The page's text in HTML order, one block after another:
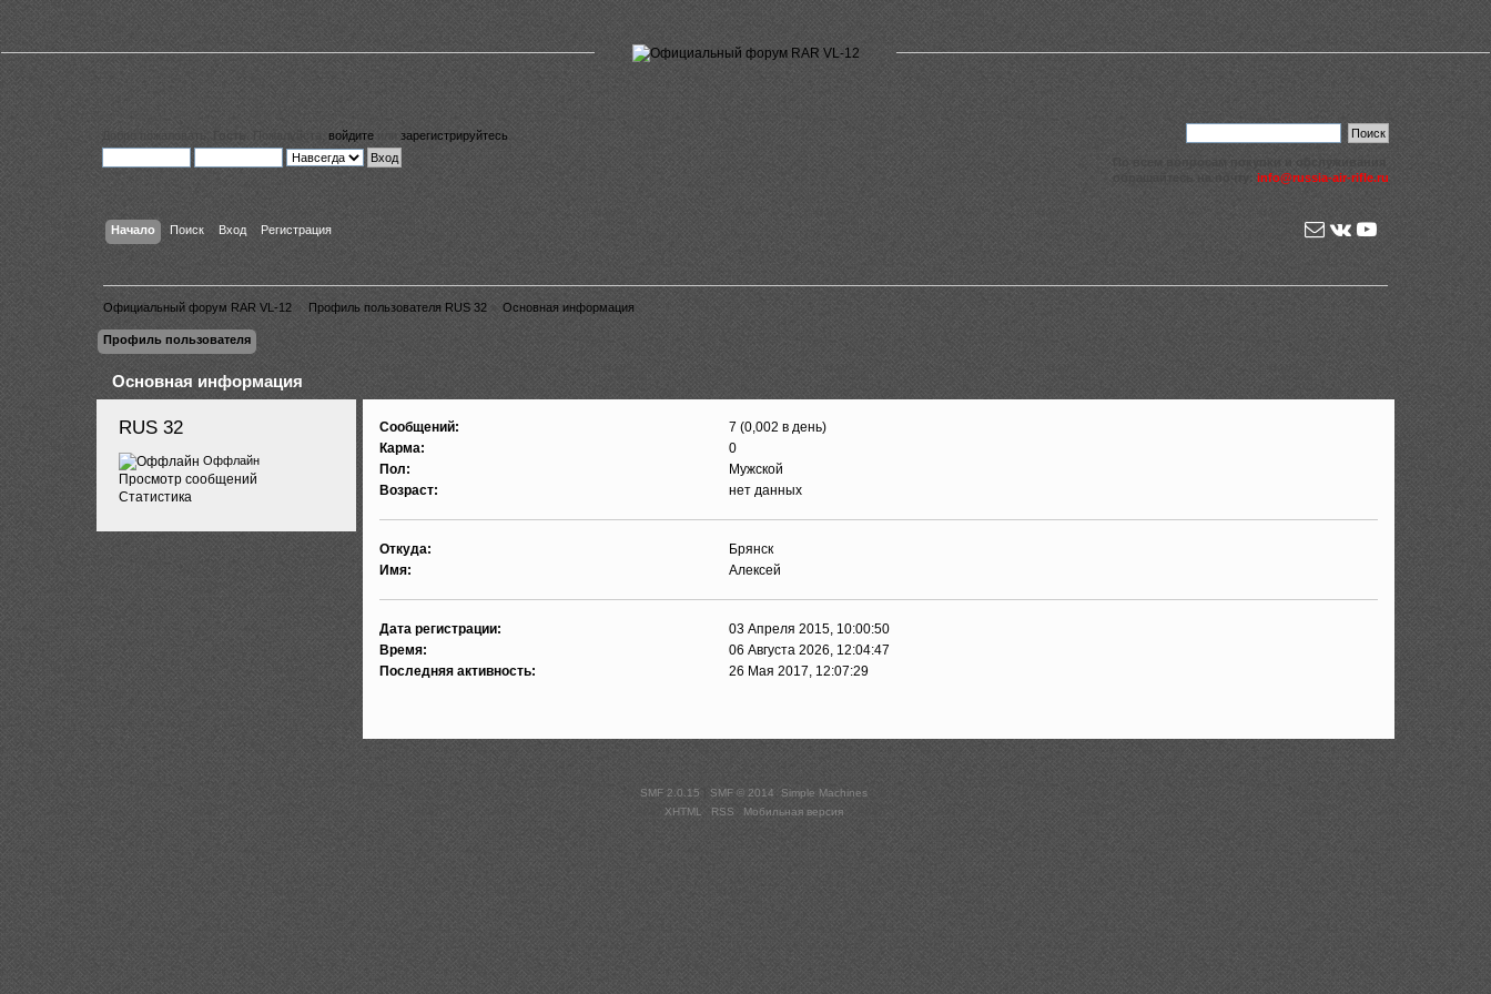
Добро пожаловать, . Пожалуйста,войдите илизарегистрируйтесь
По всем вопросам покупки и обслуживания
обращайтесь на почту:info@russia-air-rifle.ru
Начало Поиск Вход Регистрация
Официальный форум RAR VL-12 » Профиль пользователя RUS 32» Основная информация
Профиль пользователя
Основная информация
RUS 32
Оффлайн
Просмотр сообщений
Статистика
Сообщений:
7 (0,002 в день)
Карма:
0
Пол:
Мужской
Возраст:
нет данных
Откуда:
Брянск
Имя:
Алексей
Дата регистрации:
03 Апреля 2015, 10:00:50
Время:
06 Августа 2026, 12:04:47
Последняя активность:
26 Мая 2017, 12:07:29
SMF 2.0.15 SMF © 2014
Simple Machines
XHTML
RSS Мобильная версия